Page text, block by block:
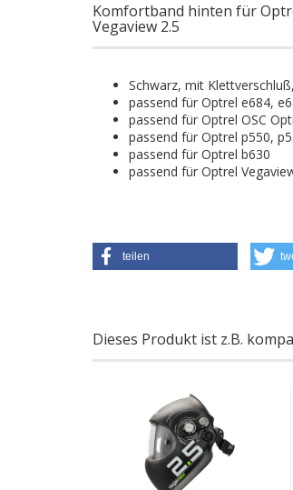
Komfortband hinten für
Vegaview 2.5
Schwarz, mit
passend für Optrel e684,
passend für Optrel OSC
passend für Optrel p550,
passend für Optrel b630
passend für Optrel
teilen
Dieses Produkt ist z.B.